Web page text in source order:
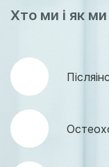
Хто ми і як